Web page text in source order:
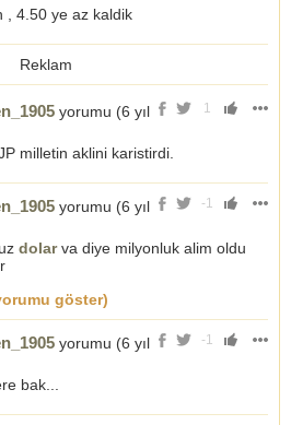
, 4.50 ye az kaldik
Reklam
1
yorumu (6 yıl
milletin aklini karistirdi.
-1
yorumu (6 yıl
dolarva diye milyonluk alim oldu
göster)
-1
yorumu (6 yıl
bak...